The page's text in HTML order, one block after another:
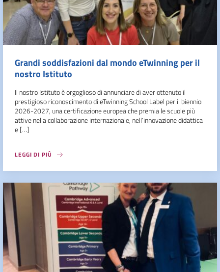
Grandi soddisfazioni dal mondo eTwinning per il
nostro Istituto
Il nostro Istituto è orgoglioso di annunciare di aver ottenuto il
prestigioso riconoscimento di eTwinning School Label per il biennio
2026-2027, una certificazione europea che premia le scuole più
attive nella collaborazione internazionale, nell’innovazione didattica
e […]
LEGGI DI PIÙ